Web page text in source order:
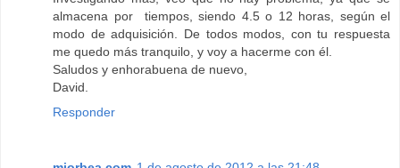
almacena por tiempos, siendo 4.5 o 12 horas, según el
modo de adquisición. De todos modos, con tu respuesta
me quedo más tranquilo, y voy a hacerme con él.
Saludos y enhorabuena de nuevo,
David.
Responder